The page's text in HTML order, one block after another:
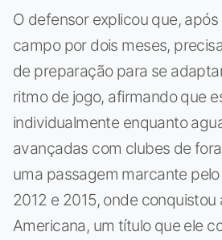
O defensor explicou que,
campo por dois meses,
de preparação para se
ritmo de jogo, afirmando que
individualmente enquanto
avançadas com clubes de
uma passagem marcante
2012 e 2015, onde conquistou
Americana, um título que ele